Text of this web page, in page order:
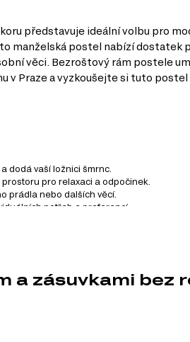
představuje ideální volbu pro
manželská postel nabízí dostatek
věci. Bezroštový rám postele
v Praze a vyzkoušejte si tuto postel
dodá vaší ložnici šmrnc.
pro relaxaci a odpočinek.
prádla nebo dalších věcí.
potřeb a preferencí.
produktů. Můžete si vybrat
a zásuvkami bez